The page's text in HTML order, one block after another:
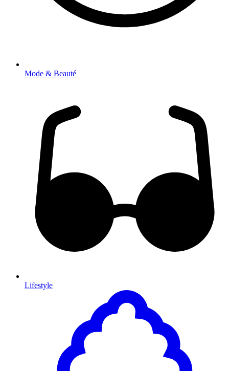
Mode & Beauté
Lifestyle